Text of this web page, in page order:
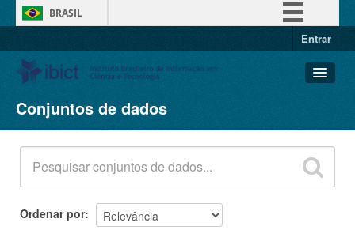
BRASIL
Entrar
Conjuntos de dados
Organizações
Grupos
Sobre
Conjuntos de dados
Ordenar por